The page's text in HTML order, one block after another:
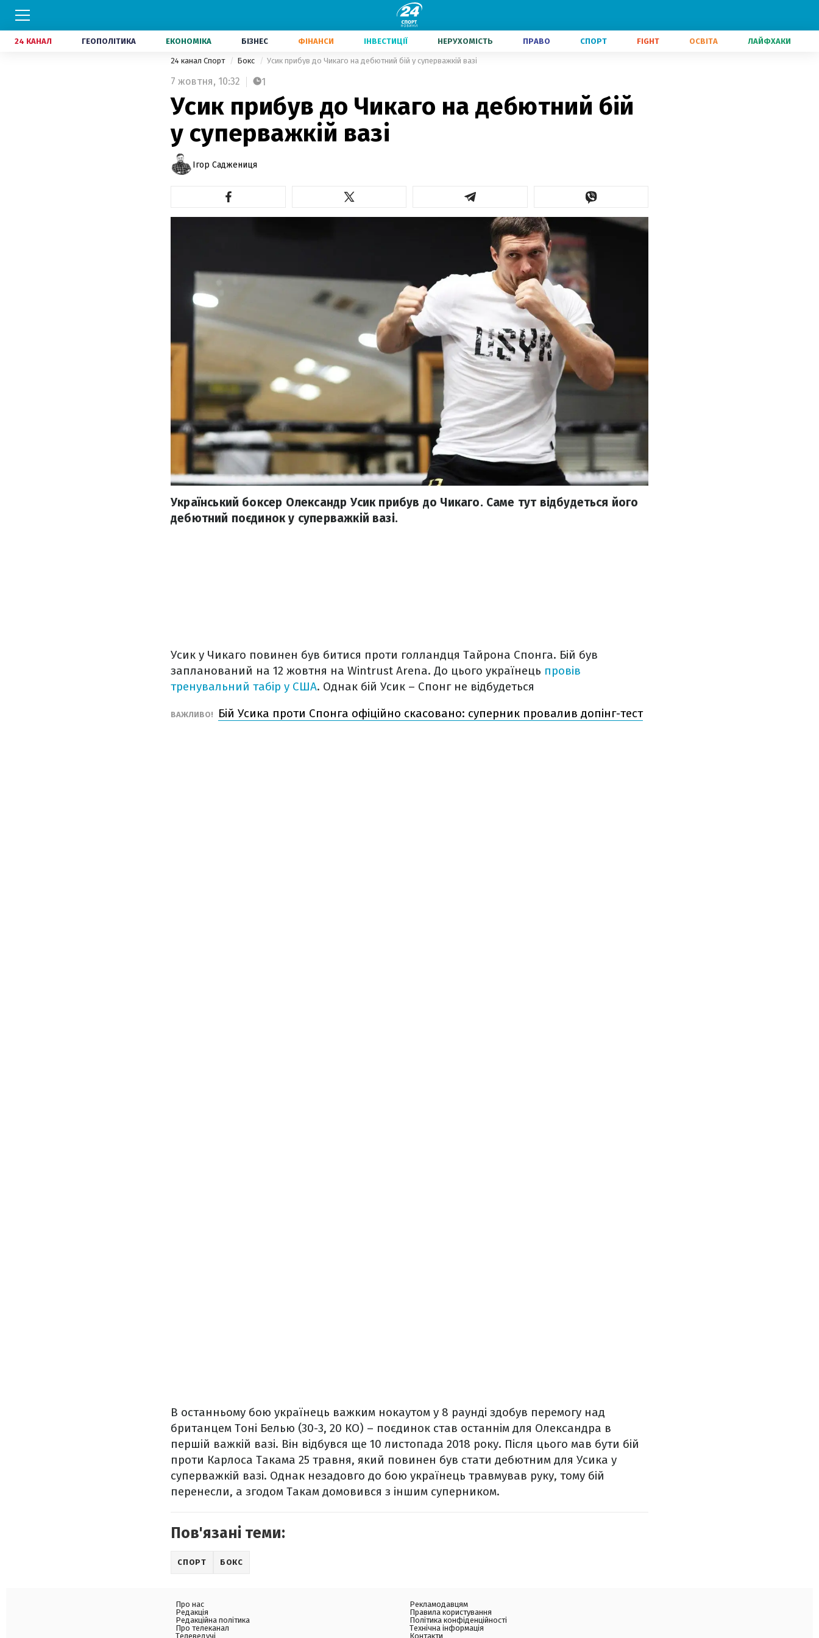
24 КАНАЛ ГЕОПОЛІТИКА ЕКОНОМІКА БІЗНЕС ФІНАНСИ ІНВЕСТИЦІЇ НЕРУХОМІСТЬ ПРАВО СПОРТ FIGHT ОСВІТА ЛАЙФХАКИ
24 канал Спорт Бокс Усик прибув до Чикаго на дебютний бій у суперважкій вазі
7 жовтня, 10:32 1
Усик прибув до Чикаго на дебютний бій
у суперважкій вазі
Ігор Саджениця
Український боксер Олександр Усик прибув до Чикаго. Саме тут відбудеться його
дебютний поєдинок у суперважкій вазі.
Усик у Чикаго повинен був битися проти голландця Тайрона Спонга. Бій був
запланований на 12 жовтня на Wintrust Arena. До цього українець провів
тренувальний табір у США. Однак бій Усик – Спонг не відбудеться
ВАЖЛИВО! Бій Усика проти Спонга офіційно скасовано: суперник провалив допінг-тест
В останньому бою українець важким нокаутом у 8 раунді здобув перемогу над
британцем Тоні Белью (30-3, 20 КО) – поєдинок став останнім для Олександра в
першій важкій вазі. Він відбувся ще 10 листопада 2018 року. Після цього мав бути бій
проти Карлоса Такама 25 травня, який повинен був стати дебютним для Усика у
суперважкій вазі. Однак незадовго до бою українець травмував руку, тому бій
перенесли, а згодом Такам домовився з іншим суперником.
Пов'язані теми:
СПОРТ БОКС
Про нас
Редакція
Редакційна політика
Про телеканал
Телеведучі
Рекламодавцям
Правила користування
Політика конфіденційності
Технічна інформація
Контакти